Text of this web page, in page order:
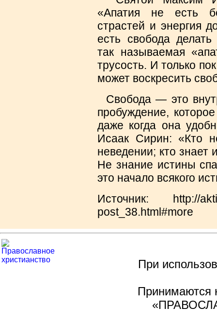
«Апатия не есть
страстей и энергия
есть свобода
так называемая
трусость. И только
может воскресить
Свобода — это
пробуждение,
даже когда она
Исаак Сирин: «Кто
неведении; кто знает
Не знание истины
это начало всякого
Источник: http://
post_38.html#more
При
Принимаются